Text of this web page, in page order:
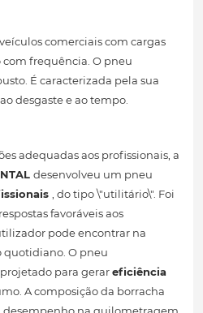
comerciais com cargas
com frequência. O pneu
É caracterizada pela sua
desgaste e ao tempo.
adequadas aos profissionais, a
desenvolveu um pneu
, do tipo \"utilitário\". Foi
favoráveis ​​aos
pode encontrar na
quotidiano. O pneu
para gerareficiência
A composição da borracha